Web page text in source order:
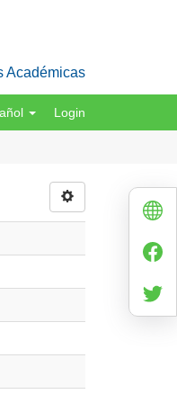
Académicas
Login